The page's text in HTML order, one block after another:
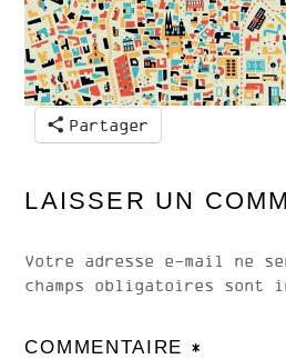
Partager
LAISSER UN
Votre adresse e-mail ne
champs obligatoires sont
COMMENTAIRE *